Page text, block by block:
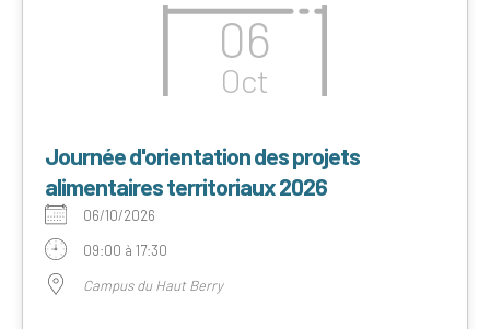
06
Oct
Journée d'orientation des projets
alimentaires territoriaux 2026
06/10/2026
09:00 à 17:30
Campus du Haut Berry